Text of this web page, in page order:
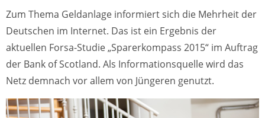
Zum Thema Geldanlage informiert sich die Mehrheit der
Deutschen im Internet. Das ist ein Ergebnis der
aktuellen Forsa-Studie „Sparerkompass 2015“ im Auftrag
der Bank of Scotland. Als Informationsquelle wird das
Netz demnach vor allem von Jüngeren genutzt.